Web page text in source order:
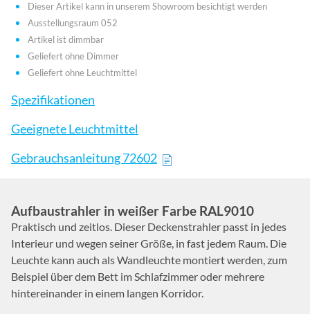
Dieser Artikel kann in unserem Showroom besichtigt werden
Ausstellungsraum 052
Artikel ist dimmbar
Geliefert ohne Dimmer
Geliefert ohne Leuchtmittel
Spezifikationen
Geeignete Leuchtmittel
Gebrauchsanleitung 72602
Aufbaustrahler in weißer Farbe RAL9010
Praktisch und zeitlos. Dieser Deckenstrahler passt in jedes
Interieur und wegen seiner Größe, in fast jedem Raum. Die
Leuchte kann auch als Wandleuchte montiert werden, zum
Beispiel über dem Bett im Schlafzimmer oder mehrere
hintereinander in einem langen Korridor.